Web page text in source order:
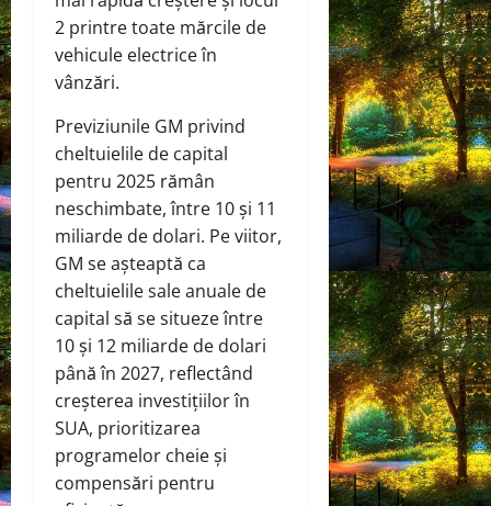
2 printre toate mărcile de
vehicule electrice în
vânzări.
Previziunile GM privind
cheltuielile de capital
pentru 2025 rămân
neschimbate, între 10 și 11
miliarde de dolari. Pe viitor,
GM se așteaptă ca
cheltuielile sale anuale de
capital să se situeze între
10 și 12 miliarde de dolari
până în 2027, reflectând
creșterea investițiilor în
SUA, prioritizarea
programelor cheie și
compensări pentru